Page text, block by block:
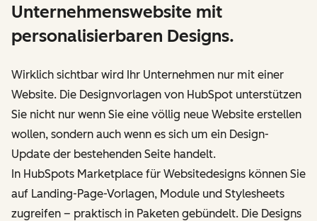
Unternehmenswebsite mit
personalisierbaren Designs.
Wirklich sichtbar wird Ihr Unternehmen nur mit einer
Website. Die Designvorlagen von HubSpot unterstützen
Sie nicht nur wenn Sie eine völlig neue Website erstellen
wollen, sondern auch wenn es sich um ein Design-
Update der bestehenden Seite handelt.
In HubSpots Marketplace für Websitedesigns können Sie
auf Landing-Page-Vorlagen, Module und Stylesheets
zugreifen – praktisch in Paketen gebündelt. Die Designs